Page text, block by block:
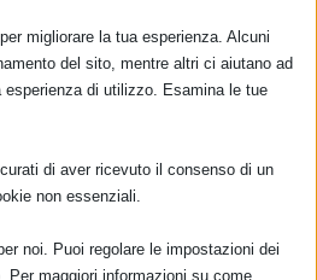
“.Ancora non
!! Partendo dall’Istituto degli
Annunziata, luogo simbolo
mura fu firmata la
città e terminó in Piazza della
Vecchio.
oltre agli
migliorare la tua esperienza. Alcuni
del sito, mentre altri ci aiutano ad
di utilizzo. Esamina le tue
di aver ricevuto il consenso di un
non essenziali.
noi. Puoi regolare le impostazioni dei
Per maggiori informazioni su come